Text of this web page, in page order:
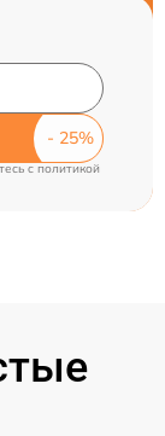
c политикой